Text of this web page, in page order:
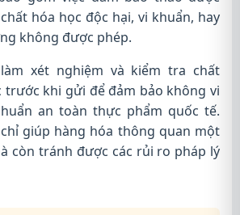
hóa học độc hại, vi khuẩn, hay
không được phép.
xét nghiệm và kiểm tra chất
khi gửi để đảm bảo không vi
an toàn thực phẩm quốc tế.
giúp hàng hóa thông quan một
còn tránh được các rủi ro pháp lý